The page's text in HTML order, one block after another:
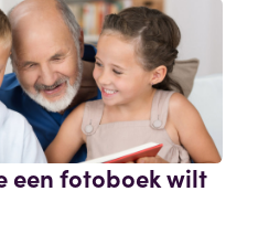
een fotoboek wilt